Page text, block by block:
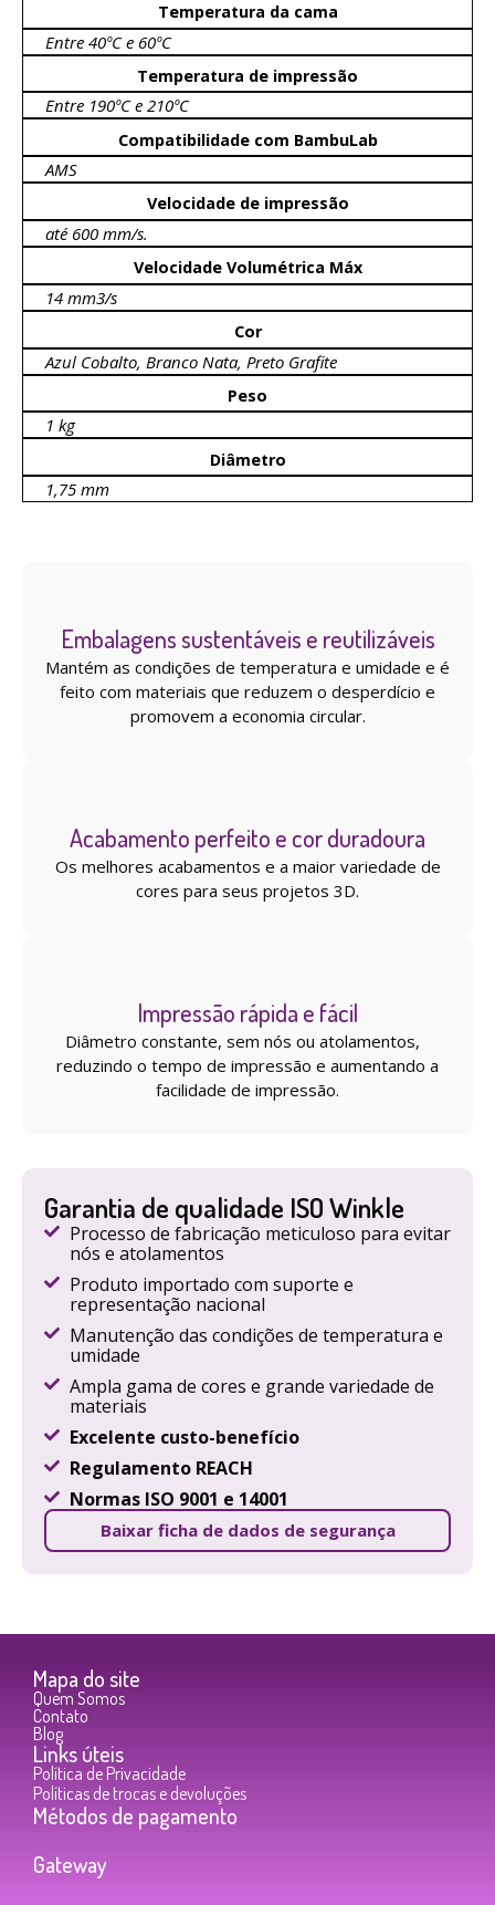
Temperatura da cama
Entre 40ºC e 60ºC
Temperatura de impressão
Entre 190ºC e 210ºC
Compatibilidade com BambuLab
AMS
Velocidade de impressão
até 600 mm/s.
Velocidade Volumétrica Máx
14 mm3/s
Cor
Azul Cobalto, Branco Nata, Preto Grafite
Peso
1 kg
Diâmetro
1,75 mm
Embalagens sustentáveis ​​e reutilizáveis
Mantém as condições de temperatura e umidade e é
feito com materiais que reduzem o desperdício e
promovem a economia circular.
Acabamento perfeito e cor duradoura
Os melhores acabamentos e a maior variedade de
cores para seus projetos 3D.
Impressão rápida e fácil
Diâmetro constante, sem nós ou atolamentos,
reduzindo o tempo de impressão e aumentando a
facilidade de impressão.
Garantia de qualidade ISO Winkle
Processo de fabricação meticuloso para evitar
nós e atolamentos
Produto importado com suporte e
representação nacional
Manutenção das condições de temperatura e
umidade
Ampla gama de cores e grande variedade de
materiais
Excelente custo-benefício
Regulamento REACH
Normas ISO 9001 e 14001
Baixar ficha de dados de segurança
Mapa do site
Quem Somos
Contato
Blog
Links úteis
Política de Privacidade
Políticas de trocas e devoluções
Métodos de pagamento
Gateway